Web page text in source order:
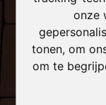
onze
tonen, om
om te